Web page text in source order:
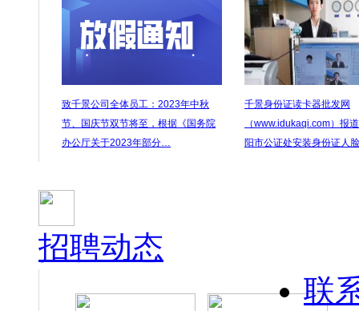
致千景公司全体员工：2023年中秋
节、国庆节双节将至，根据《国务院
办公厅关于2023年部分…
千景身份证读卡器批发网
（www.idukaqi.com）报
阳市公证处安装身份证人
招聘动态
联